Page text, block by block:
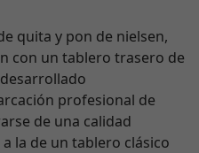
quita y pon de nielsen,
con un tablero trasero de
profesional de
de una calidad
la de un tablero clásico